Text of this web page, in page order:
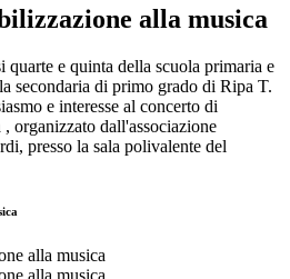
alla musica
quarte e quinta della scuola primaria e
secondaria di primo grado di Ripa T.
e interesse al concerto di
organizzato dall'associazione
presso la sala polivalente del